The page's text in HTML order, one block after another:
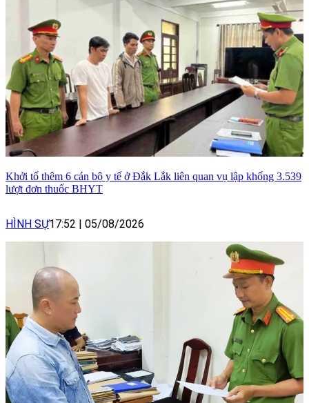
Khởi tố thêm 6 cán bộ y tế ở Đắk Lắk liên quan vụ lập khống 3.539
lượt đơn thuốc BHYT
HÌNH SỰ17:52 05/08/2026